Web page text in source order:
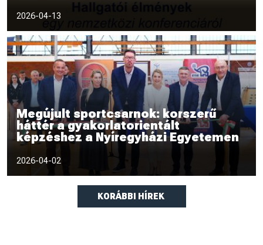
2026.
2026-04-13
Megújult sportcsarnok: korszerű
háttér a gyakorlatorientált
képzéshez a Nyíregyházi Egyetemen
Átadták a Nyíregyházi Egyetem felújított sportcsarnokát és új
2026-04-02
KORÁBBI HÍREK